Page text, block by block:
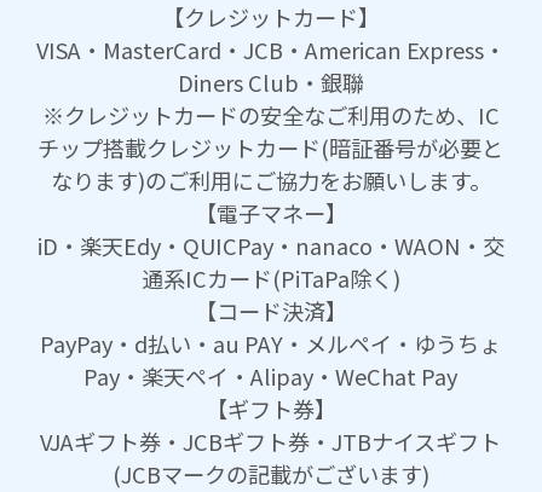
【クレジットカード】
VISA・MasterCard・JCB・American Express・
Diners Club・銀聯
※クレジットカードの安全なご利用のため、IC
チップ搭載クレジットカード(暗証番号が必要と
なります)のご利用にご協力をお願いします。
【電子マネー】
iD・楽天Edy・QUICPay・nanaco・WAON・交
通系ICカード(PiTaPa除く)
【コード決済】
PayPay・d払い・au PAY・メルペイ・ゆうちょ
Pay・楽天ペイ・Alipay・WeChat Pay
【ギフト券】
VJAギフト券・JCBギフト券・JTBナイスギフト
(JCBマークの記載がございます)